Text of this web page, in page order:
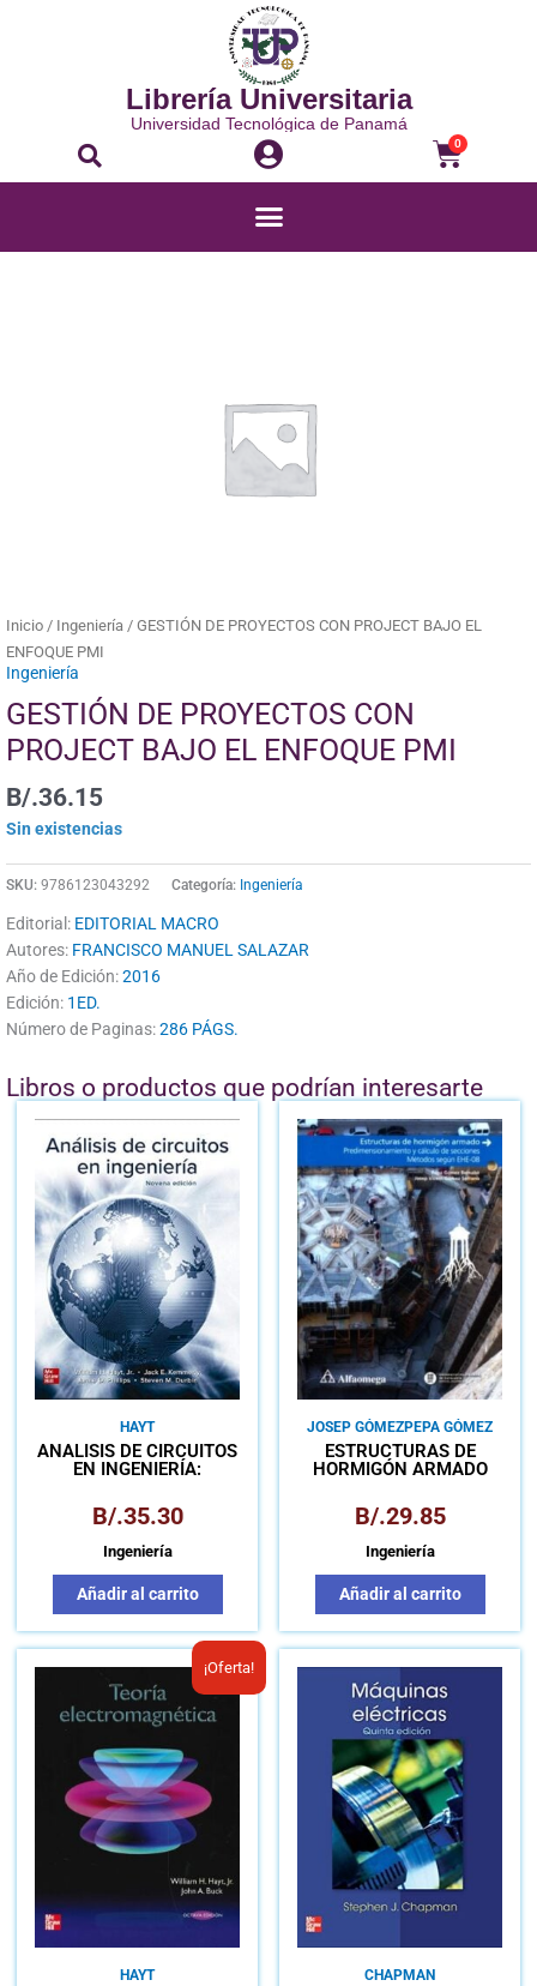
Librería Universitaria
Universidad Tecnológica de Panamá
Buscar 0
Carrito
Menú
Inicio / Ingeniería / GESTIÓN DE PROYECTOS CON PROJECT BAJO EL
ENFOQUE PMI
Ingeniería
GESTIÓN DE PROYECTOS CON
PROJECT BAJO EL ENFOQUE PMI
B/.36.15
Sin existencias
SKU: 9786123043292 Categoría: Ingeniería
Editorial: EDITORIAL MACRO
Autores: FRANCISCO MANUEL SALAZAR
Año de Edición:2016
Edición: 1ED.
Número de Paginas:286 PÁGS.
Libros o productos que podrían interesarte
HAYT
ANÁLISIS DE CIRCUITOS
EN INGENIERÍA:
B/.35.30
Ingeniería
Añadir al carrito
JOSEP GÓMEZPEPA GÓMEZ
ESTRUCTURAS DE
HORMIGÓN ARMADO
CÁLCULO DE SECCIONES
MÉTODOS SEGÚN EHE-08
B/.29.85
Ingeniería
Añadir al carrito
¡Oferta!
HAYT
El
precio
original
era:
B/.42.20.
El
precio
CHAPMAN